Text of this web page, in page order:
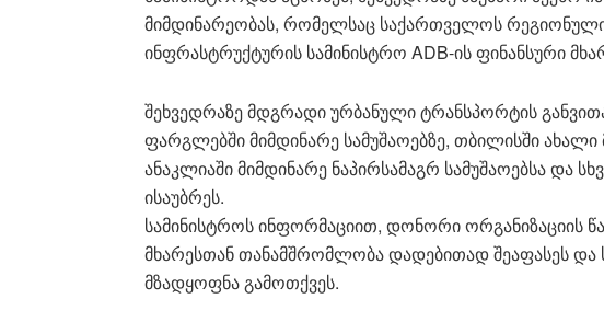
მიმდინარეობას, რომელსაც საქართველოს
ინფრასტრუქტურის სამინისტრო ADB-ის ფინანსური
შეხვედრაზე მდგრადი ურბანული ტრანსპორტის
ფარგლებში მიმდინარე სამუშაოებზე, თბილისში
ანაკლიაში მიმდინარე ნაპირსამაგრ სამუშაოებსა და
ისაუბრეს.
სამინისტროს ინფორმაციით, დონორი ორგანიზაციის
მხარესთან თანამშრომლობა დადებითად შეაფასეს
მზადყოფნა გამოთქვეს.